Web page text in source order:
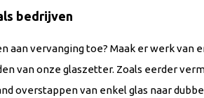
bedrijven
vervanging toe? Maak er werk van
van onze glaszetter. Zoals eerder
overstappen van enkel glas naar